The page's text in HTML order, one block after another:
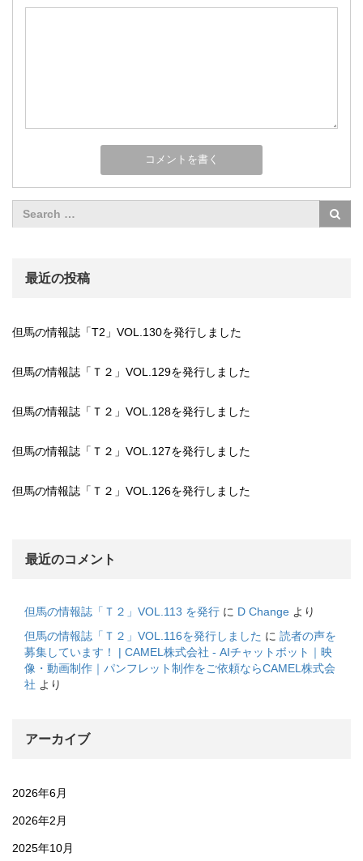
最近の投稿
但馬の情報誌「T2」VOL.130を発行しました
但馬の情報誌「Ｔ２」VOL.129を発行しました
但馬の情報誌「Ｔ２」VOL.128を発行しました
但馬の情報誌「Ｔ２」VOL.127を発行しました
但馬の情報誌「Ｔ２」VOL.126を発行しました
最近のコメント
但馬の情報誌「Ｔ２」VOL.113 を発行 に D Change より
但馬の情報誌「Ｔ２」VOL.116を発行しました に 読者の声を
募集しています！ | CAMEL株式会社 - AIチャットボット｜映
像・動画制作｜パンフレット制作をご依頼ならCAMEL株式会
社 より
アーカイブ
2026年6月
2026年2月
2025年10月